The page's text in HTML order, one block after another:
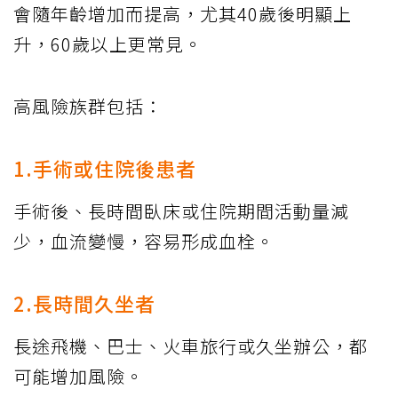
會隨年齡增加而提高，尤其40歲後明顯上
升，60歲以上更常見。
高風險族群包括：
1.手術或住院後患者
手術後、長時間臥床或住院期間活動量減
少，血流變慢，容易形成血栓。
2.長時間久坐者
長途飛機、巴士、火車旅行或久坐辦公，都
可能增加風險。